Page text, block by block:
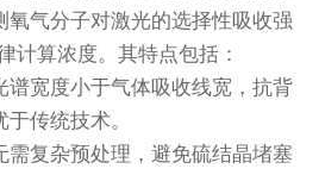
氧气分子对激光的选择性吸收强
计算浓度。其特点包括：
谱宽度小于气体吸收线宽，抗背
传统技术。
需复杂预处理，避免硫结晶堵塞